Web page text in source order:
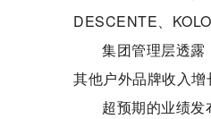
DESCENTE、
集团管理层透
其他户外品牌收入增
超预期的业绩